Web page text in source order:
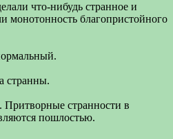
что-нибудь странное и
монотонность благопристойного
странны.
Притворные странности в
пошлостью.